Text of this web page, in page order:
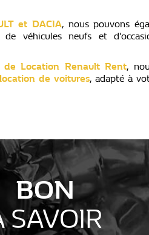
et DACIA, nous pouvons
véhicules neufs et
de Location Renault Rent,
de voitures, adapté à
BON
SAVOIR